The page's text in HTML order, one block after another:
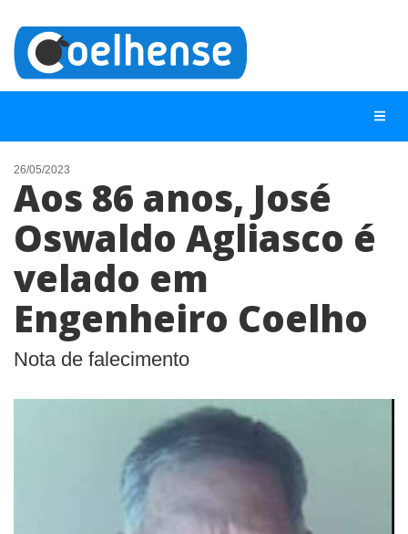
NOTÍCIAS
LISTA DIGITAL
TELEFONES ÚTEIS
ANUNCIE
26/05/2023
Aos 86 anos, José
Oswaldo Agliasco é
velado em
Engenheiro Coelho
Nota de falecimento